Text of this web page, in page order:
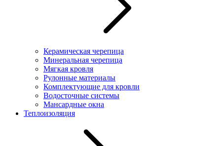
Керамическая черепица
Минеральная черепица
Мягкая кровля
Рулонные материалы
Комплектующие для кровли
Водосточные системы
Мансардные окна
Теплоизоляция